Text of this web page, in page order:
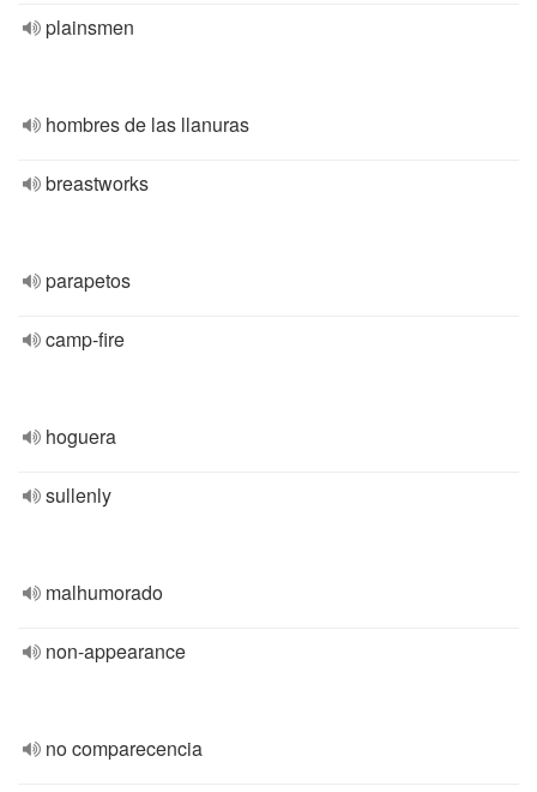
plainsmen
hombres de las llanuras
breastworks
parapetos
camp-fire
hoguera
sullenly
malhumorado
non-appearance
no comparecencia